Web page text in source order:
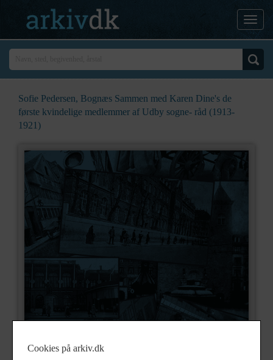
Sofie Pedersen, Bognæs Sammen med Karen Dine's de
første kvindelige medlemmer af Udby sogne- råd (1913-
1921)
Cookies på arkiv.dk